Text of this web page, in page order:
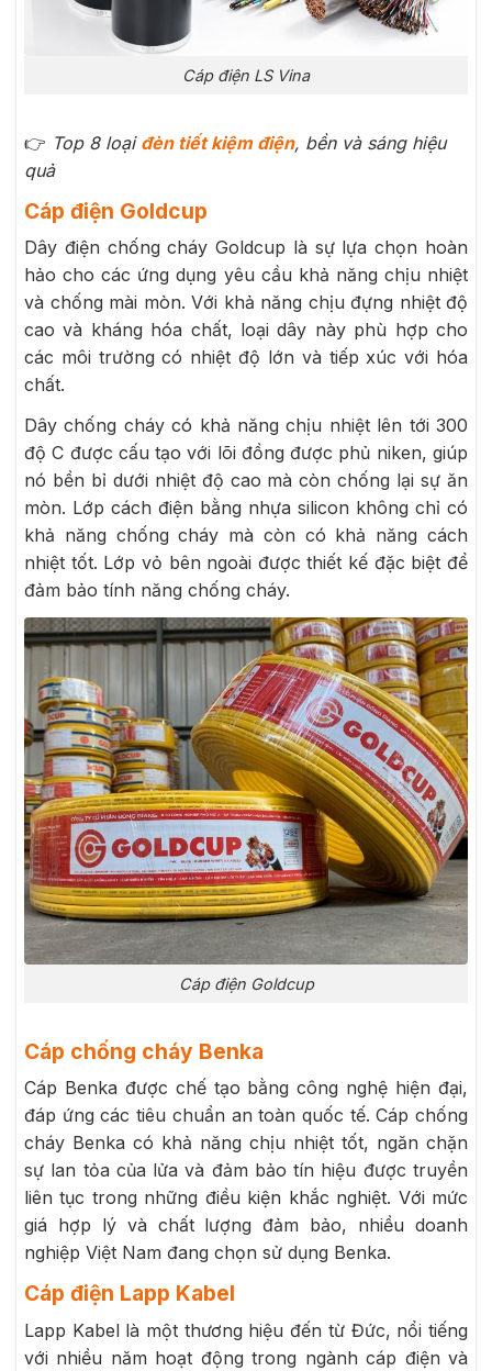
Cáp điện LS Vina
👉 Top 8 loại đèn tiết kiệm điện, bền và sáng hiệu
quả
Cáp điện Goldcup
Dây điện chống cháy Goldcup là sự lựa chọn hoàn
hảo cho các ứng dụng yêu cầu khả năng chịu nhiệt
và chống mài mòn. Với khả năng chịu đựng nhiệt độ
cao và kháng hóa chất, loại dây này phù hợp cho
các môi trường có nhiệt độ lớn và tiếp xúc với hóa
chất.
Dây chống cháy có khả năng chịu nhiệt lên tới 300
độ C được cấu tạo với lõi đồng được phủ niken, giúp
nó bền bỉ dưới nhiệt độ cao mà còn chống lại sự ăn
mòn. Lớp cách điện bằng nhựa silicon không chỉ có
khả năng chống cháy mà còn có khả năng cách
nhiệt tốt. Lớp vỏ bên ngoài được thiết kế đặc biệt để
đảm bảo tính năng chống cháy.
Cáp điện Goldcup
Cáp chống cháy Benka
Cáp Benka được chế tạo bằng công nghệ hiện đại,
đáp ứng các tiêu chuẩn an toàn quốc tế. Cáp chống
cháy Benka có khả năng chịu nhiệt tốt, ngăn chặn
sự lan tỏa của lửa và đảm bảo tín hiệu được truyền
liên tục trong những điều kiện khắc nghiệt. Với mức
giá hợp lý và chất lượng đảm bảo, nhiều doanh
nghiệp Việt Nam đang chọn sử dụng Benka.
Cáp điện Lapp Kabel
Lapp Kabel là một thương hiệu đến từ Đức, nổi tiếng
với nhiều năm hoạt động trong ngành cáp điện và